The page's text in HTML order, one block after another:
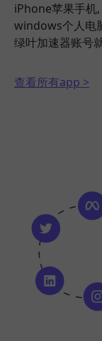
iPhone苹果手机
windows个人电
绿叶加速器账号
查看所有app >